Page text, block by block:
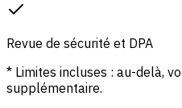
Revue de sécurité et DPA
* Limites incluses : au-delà,
supplémentaire.